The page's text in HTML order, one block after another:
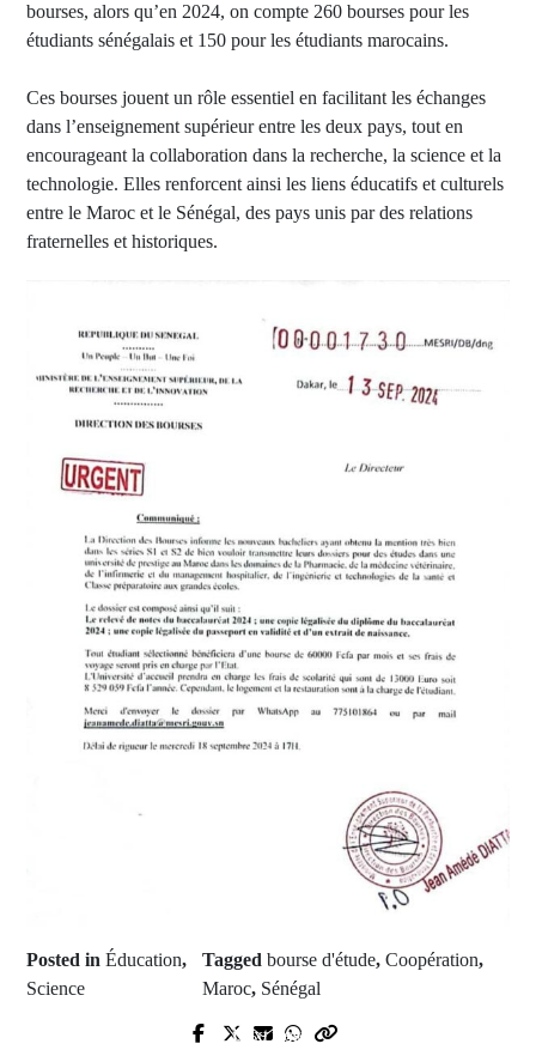
bourses, alors qu’en 2024, on compte 260 bourses pour les
étudiants sénégalais et 150 pour les étudiants marocains.
Ces bourses jouent un rôle essentiel en facilitant les échanges
dans l’enseignement supérieur entre les deux pays, tout en
encourageant la collaboration dans la recherche, la science et la
technologie. Elles renforcent ainsi les liens éducatifs et culturels
entre le Maroc et le Sénégal, des pays unis par des relations
fraternelles et historiques.
Posted in Éducation,
Science
Tagged bourse d'étude, Coopération,
Maroc, Sénégal
Prev Post
Next Post